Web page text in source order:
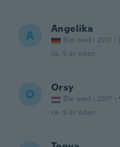
A Angelika
Ble med i 2017 ·
ca. 5 år siden
O Orsy
Ble med i 2017 ·
ca. 5 år siden